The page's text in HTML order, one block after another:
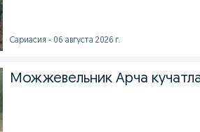
Сариасия - 06 августа 2026 г.
Можжевельник Арча